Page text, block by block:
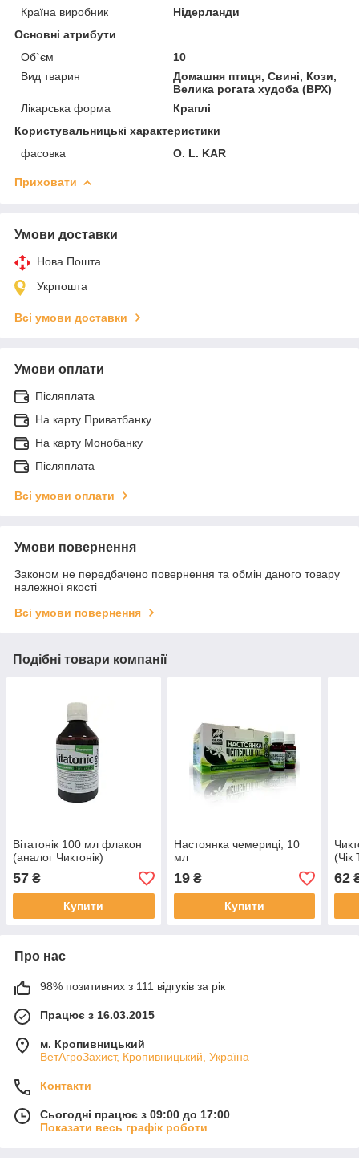
Країна виробник
Нідерланди
Основні атрибути
Об`єм
10
Вид тварин
Домашня птиця, Свині, Кози,
Велика рогата худоба (ВРХ)
Лікарська форма
Краплі
Користувальницькі характеристики
фасовка
O. L. KAR
Приховати
Умови доставки
Нова Пошта
Укрпошта
Всі умови доставки
Умови оплати
Післяплата
На карту Приватбанку
На карту Монобанку
Післяплата
Всі умови оплати
Умови повернення
Законом не передбачено повернення та обмін даного товару
належної якості
Всі умови повернення
Подібні товари компанії
Вітатонік 100 мл флакон
(аналог Чиктонік)
57 ₴
Купити
Настоянка чемериці, 10
мл
19₴
Купити
(Чік
62
Про нас
98% позитивних з 111 відгуків за рік
Працює з 16.03.2015
м. Кропивницький
ВетАгроЗахист, Кропивницький, Україна
Контакти
Сьогодні працює з 09:00 до 17:00
Показати весь графік роботи